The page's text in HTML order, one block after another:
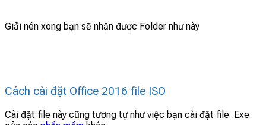
Giải nén xong bạn sẽ nhận được Folder như này
Cách cài đặt Office 2016 file ISO
Cài đặt file này cũng tương tự như việc bạn cài đặt file .Exe